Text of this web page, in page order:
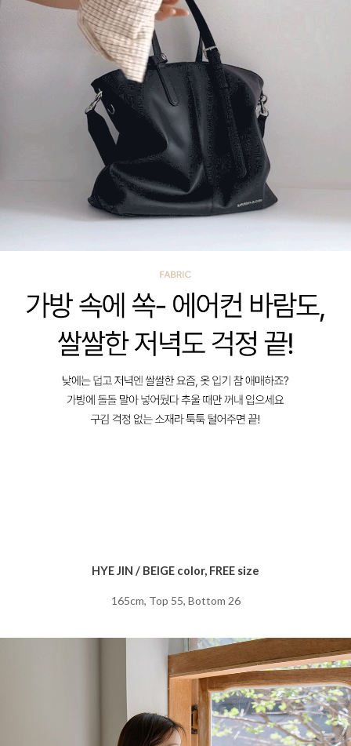
HYE JIN / BEIGE color, FREE size
165cm, Top 55, Bottom 26